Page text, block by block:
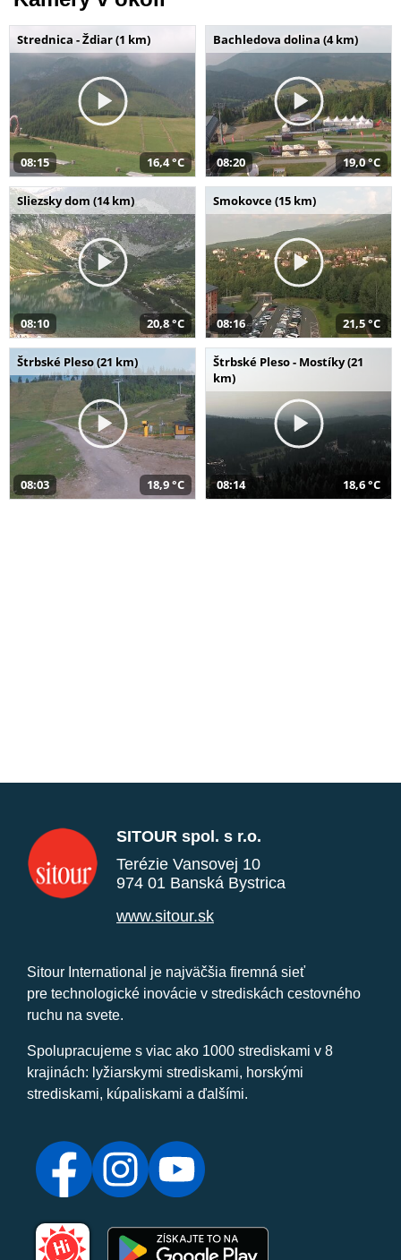
Strednica - Ždiar (1 km)
08:15 16,4 °C
Bachledova dolina (4 km)
08:20 19,0 °C
Sliezsky dom (14 km)
08:10 20,8 °C
Smokovce (15 km)
08:16 21,5 °C
Štrbské Pleso (21 km)
08:03 18,9 °C
Štrbské Pleso - Mostíky (21
km)
08:14 18,6 °C
SITOUR spol. s r.o.
Terézie Vansovej 10
974 01 Banská Bystrica
www.sitour.sk
Sitour International je najväčšia firemná sieť
pre technologické inovácie v strediskách cestovného
ruchu na svete.
Spolupracujeme s viac ako 1000 strediskami v 8
krajinách: lyžiarskymi strediskami, horskými
strediskami, kúpaliskami a ďalšími.